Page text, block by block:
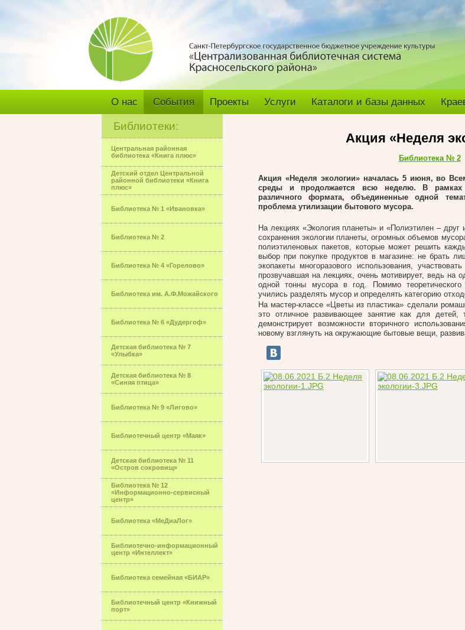
О нас События Проекты Услуги Каталоги и базы данных
Библиотеки:
Центральная районная
библиотека «Книга плюс»
Детский отдел Центральной
районной библиотеки «Книга
плюс»
Библиотека № 1 «Ивановка»
Библиотека № 2
Библиотека № 4 «Горелово»
Библиотека им. А.Ф.Можайского
Библиотека № 6 «Дудергоф»
Детская библиотека № 7
«Улыбка»
Детская библиотека № 8
«Синяя птица»
Библиотека № 9 «Лигово»
Библиотечный центр «Маяк»
Детская библиотека № 11
«Остров сокровищ»
Библиотека № 12
«Информационно-сервисный
центр»
Библиотека «МеДиаЛог»
Библиотечно-информационный
центр «Интеллект»
Библиотека семейная «БИАР»
Библиотечный центр «Книжный
порт»
Акция «Неделя
Библиотека № 2
Акция «Неделя экологии» началась 5 июня, во
среды и продолжается всю неделю. В рамках
различного формата, объединенные одной
проблема утилизации бытового мусора.
На лекциях «Экология планеты» и «Полиэтилен – друг
сохранения экологии планеты, огромных объемов
полиэтиленовых пакетов, которые может решить
выбор при покупке продуктов в магазине: не брать
экопакеты многоразового использования,
прозвучавшая на лекциях, очень мотивирует, ведь на
одной тонны мусора в год. Помимо теоретического
учились разделять мусор и определять категорию
На мастер-классе «Цветы из пластика» сделали
это отличное развивающее занятие как для детей,
демонстрирует возможности вторичного
новому взглянуть на окружающие бытовые вещи,